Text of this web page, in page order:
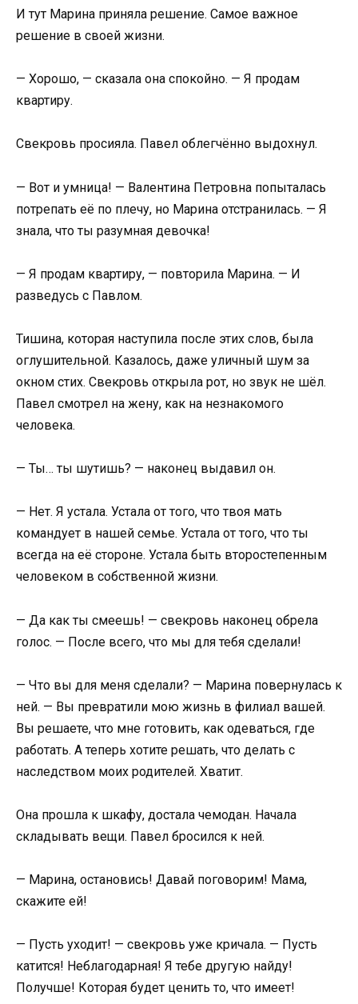
И тут Марина приняла решение. Самое важное
решение в своей жизни.
— Хорошо, — сказала она спокойно. — Я продам
квартиру.
Свекровь просияла. Павел облегчённо выдохнул.
— Вот и умница! — Валентина Петровна попыталась
потрепать её по плечу, но Марина отстранилась. — Я
знала, что ты разумная девочка!
— Я продам квартиру, — повторила Марина. — И
разведусь с Павлом.
Тишина, которая наступила после этих слов, была
оглушительной. Казалось, даже уличный шум за
окном стих. Свекровь открыла рот, но звук не шёл.
Павел смотрел на жену, как на незнакомого
человека.
— Ты… ты шутишь? — наконец выдавил он.
— Нет. Я устала. Устала от того, что твоя мать
командует в нашей семье. Устала от того, что ты
всегда на её стороне. Устала быть второстепенным
человеком в собственной жизни.
— Да как ты смеешь! — свекровь наконец обрела
голос. — После всего, что мы для тебя сделали!
— Что вы для меня сделали? — Марина повернулась к
ней. — Вы превратили мою жизнь в филиал вашей.
Вы решаете, что мне готовить, как одеваться, где
работать. А теперь хотите решать, что делать с
наследством моих родителей. Хватит.
Она прошла к шкафу, достала чемодан. Начала
складывать вещи. Павел бросился к ней.
— Марина, остановись! Давай поговорим! Мама,
скажите ей!
— Пусть уходит! — свекровь уже кричала. — Пусть
катится! Неблагодарная! Я тебе другую найду!
Получше! Которая будет ценить то, что имеет!